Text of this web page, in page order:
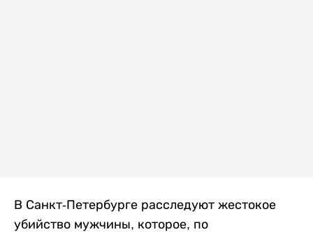
В Санкт-Петербурге расследуют жестокое
убийство мужчины, которое, по